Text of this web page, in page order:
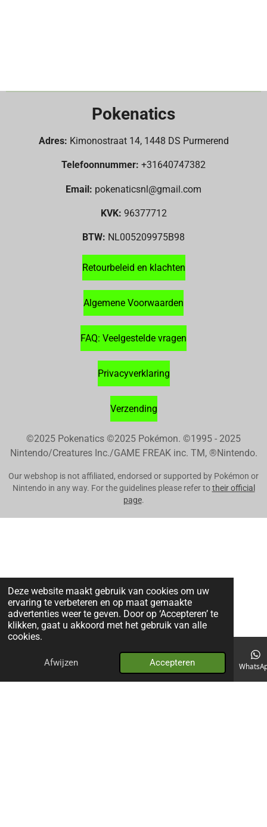
Deze website maakt gebruik van cookies om uw
ervaring te verbeteren en op maat gemaakte
advertenties weer te geven. Door op ‘Accepteren’ te
klikken, gaat u akkoord met het gebruik van alle
cookies.
Afwijzen Accepteren
Pokenatics
Adres: Kimonostraat 14, 1448 DS Purmerend
Telefoonnummer: +31640747382
Email: pokenaticsnl@gmail.com
KVK: 96377712
BTW: NL005209975B98
Retourbeleid en klachten
Algemene Voorwaarden
FAQ: Veelgestelde vragen
Privacyverklaring
Verzending
©2025 Pokenatics ©2025 Pokémon. ©1995 - 2025
Nintendo/Creatures Inc./GAME FREAK inc. TM, ®Nintendo.
Our webshop is not affiliated, endorsed or supported by Pokémon or
Nintendo in any way. For the guidelines please refer totheir official
page.
E-mailadres Kaart